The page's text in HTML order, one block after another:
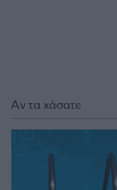
Αν τα χάσατε